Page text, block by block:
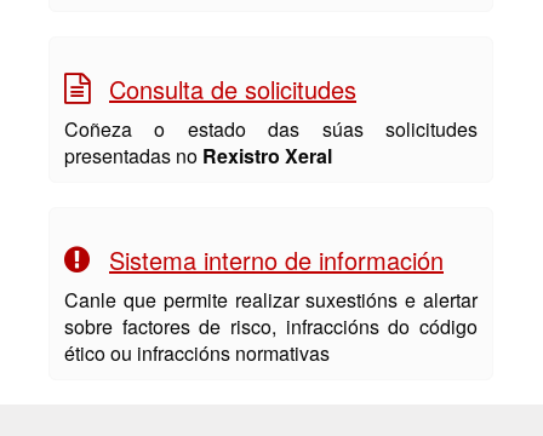
Consulta de solicitudes
Coñeza o estado das súas solicitudes
presentadas no Rexistro Xeral
Sistema interno de información
Canle que permite realizar suxestións e alertar
sobre factores de risco, infraccións do código
ético ou infraccións normativas